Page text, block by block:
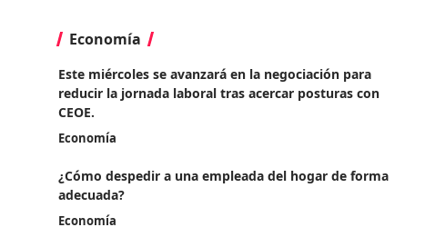
Economía
Este miércoles se avanzará en la negociación para
reducir la jornada laboral tras acercar posturas con
CEOE.
Economía
¿Cómo despedir a una empleada del hogar de forma
adecuada?
Economía